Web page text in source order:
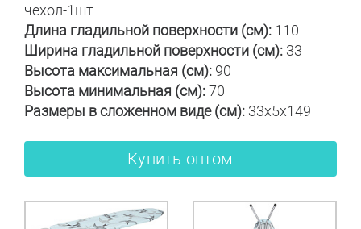
чехол-1шт
Длина гладильной поверхности (см): 110
Ширина гладильной поверхности (см): 33
Высота максимальная (см): 90
Высота минимальная (см):70
Размеры в сложенном виде (см): 33x5x149
Купить оптом